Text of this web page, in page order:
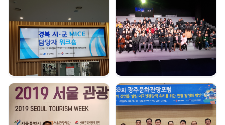
경북시군 마이스 담당자
워크숍 | 2019. 12. 16
여수 마이스육성포럼 |
2019. 12. 05
서울관광대상 수상 |
광주문화관광포럼 |